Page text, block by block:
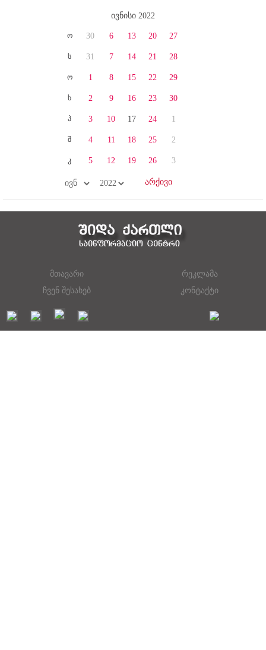
ივნისი 2022
ო
ს
ო
ხ
პ
შ
კ
30
31
1
2
3
4
5
6
7
8
9
10
11
12
13
14
15
16
17
18
19
20
21
22
23
24
25
26
27
28
29
30
1
2
3
მთავარი
რეკლამა
ჩვენ შესახებ
კონტაქტი